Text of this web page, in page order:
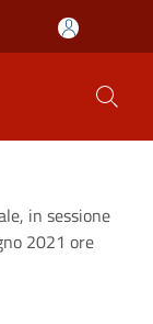
in sessione
2021 ore